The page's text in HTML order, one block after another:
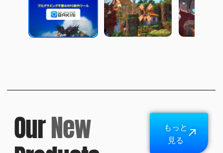
OurNew
もっと
見る